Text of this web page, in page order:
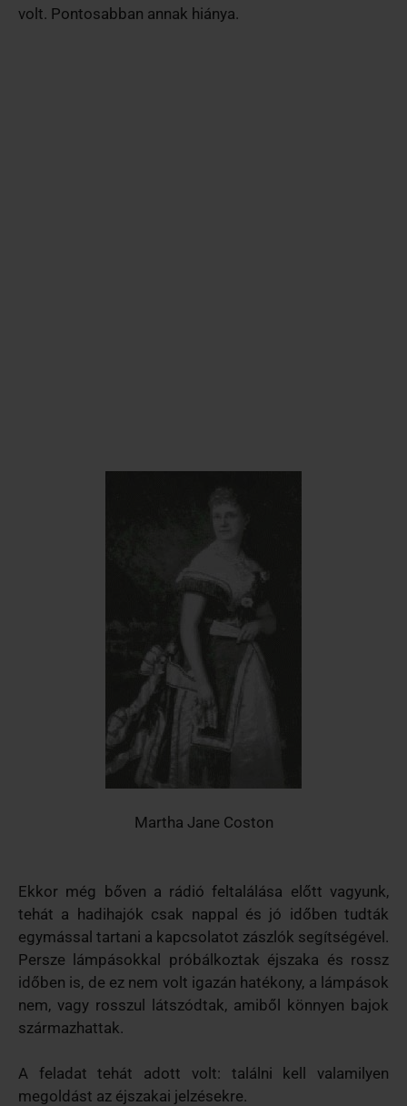
volt. Pontosabban annak hiánya.
Martha Jane Coston
Ekkor még bőven a rádió feltalálása előtt vagyunk,
tehát a hadihajók csak nappal és jó időben tudták
egymással tartani a kapcsolatot zászlók segítségével.
Persze lámpásokkal próbálkoztak éjszaka és rossz
időben is, de ez nem volt igazán hatékony, a lámpások
nem, vagy rosszul látszódtak, amiből könnyen bajok
származhattak.
A feladat tehát adott volt: találni kell valamilyen
megoldást az éjszakai jelzésekre.